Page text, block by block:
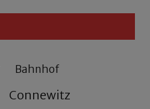
Bahnhof
Connewitz